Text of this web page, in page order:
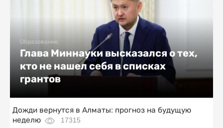
Образование
Глава Миннауки высказался о тех,
кто не нашел себя в списках
грантов
Дожди вернутся в Алматы: прогноз на будущую
неделю
17315